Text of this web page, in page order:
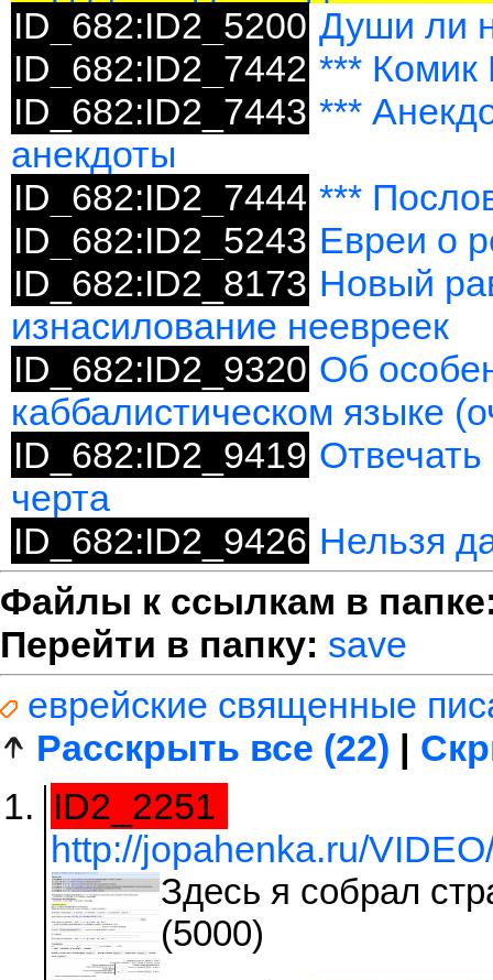
ID_682:ID2_5200 Души ли
ID_682:ID2_7442 *** Комик
ID_682:ID2_7443 ***
анекдоты
ID_682:ID2_7444 ***
ID_682:ID2_5243 Евреи о
ID_682:ID2_8173 Новый
изнасилование неевреек
ID_682:ID2_9320 Об
каббалистическом языке
ID_682:ID2_9419
черта
ID_682:ID2_9426 Нельзя
Файлы к ссылкам в
Перейти в папку: save
еврейские священные
Расскрыть все (22) |
ID2_2251
http://jopahenka.ru/
Здесь я собрал
(5000)